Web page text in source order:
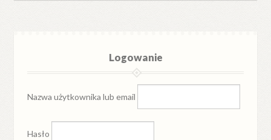
Logowanie
Nazwa użytkownika lub email
Hasło